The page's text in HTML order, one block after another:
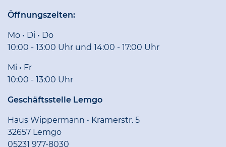
Öffnungszeiten:
Mo • Di • Do
10:00 - 13:00 Uhr und 14:00 - 17:00 Uhr
Mi • Fr
10:00 - 13:00 Uhr
Geschäftsstelle Lemgo
Haus Wippermann • Kramerstr. 5
32657 Lemgo
05231 977-8030